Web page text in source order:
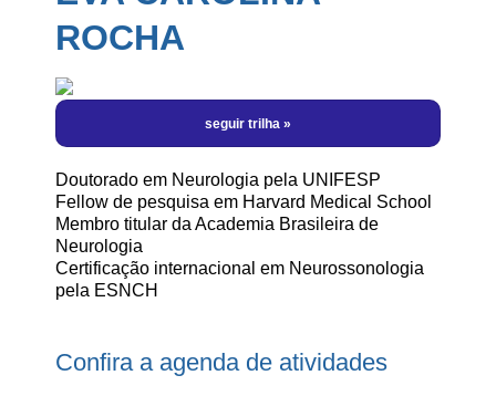
Manual do Patrocinador
Eu Vou! Kit Redes Sociais
Hotéis
Regras de Inscrições
Meu Login
ROCHA
Doutorado em Neurologia pela UNIFESP
Fellow de pesquisa em Harvard Medical School
Membro titular da Academia Brasileira de
Neurologia
Certificação internacional em Neurossonologia
pela ESNCH
Confira a agenda de atividades